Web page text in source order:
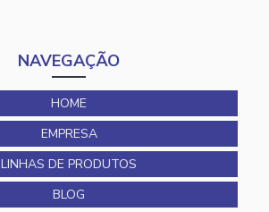
NAVEGAÇÃO
HOME
EMPRESA
LINHAS DE PRODUTOS
BLOG